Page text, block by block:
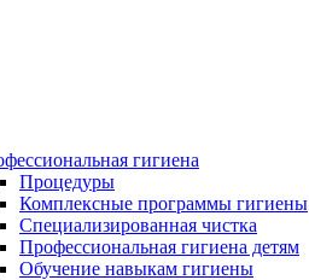
гигиена
Процедуры
Комплексные программы гигиены
Специализированная чистка
Профессиональная гигиена детям
Обучение навыкам гигиены